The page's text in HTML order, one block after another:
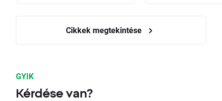
Cikkek megtekintése
GYIK
Kérdése van?